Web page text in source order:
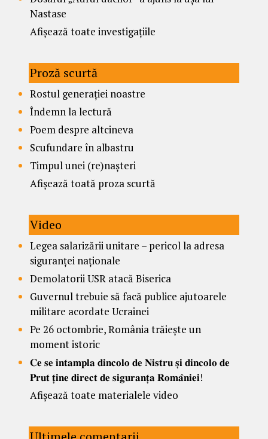
Nastase
Afișează toate investigațiile
Proză scurtă
Rostul generației noastre
Îndemn la lectură
Poem despre altcineva
Scufundare în albastru
Timpul unei (re)nașteri
Afișează toată proza scurtă
Video
Legea salarizării unitare – pericol la adresa
siguranței naționale
Demolatorii USR atacă Biserica
Guvernul trebuie să facă publice ajutoarele
militare acordate Ucrainei
Pe 26 octombrie, România trăiește un
moment istoric
𝐂𝐞 𝐬𝐞 𝐢𝐧𝐭𝐚𝐦𝐩𝐥𝐚 𝐝𝐢𝐧𝐜𝐨𝐥𝐨 𝐝𝐞 𝐍𝐢𝐬𝐭𝐫𝐮 𝐬̦𝐢 𝐝𝐢𝐧𝐜𝐨𝐥𝐨 𝐝𝐞
𝐏𝐫𝐮𝐭 𝐭̦𝐢𝐧𝐞 𝐝𝐢𝐫𝐞𝐜𝐭 𝐝𝐞 𝐬𝐢𝐠𝐮𝐫𝐚𝐧𝐭̦𝐚 𝐑𝐨𝐦𝐚̂𝐧𝐢𝐞𝐢!
Afișează toate materialele video